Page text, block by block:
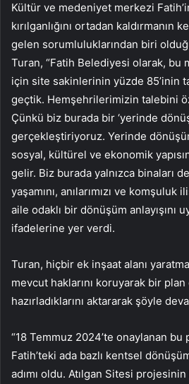
Kültür ve medeniyet merkezi
kırılganlığını ortadan kaldırmanın
gelen sorumluluklarından biri
Turan, “Fatih Belediyesi olarak, bu
için site sakinlerinin yüzde 85’inin
geçtik. Hemşehrilerimizin talebini
Çünkü biz burada bir ‘yerinde
gerçekleştiriyoruz. Yerinde
sosyal, kültürel ve ekonomik
gelir. Biz burada yalnızca binaları
yaşamını, anılarımızı ve
aile odaklı bir dönüşüm anlayışını
ifadelerine yer verdi.
Turan, hiçbir ek inşaat alanı
mevcut haklarını koruyarak bir
hazırladıklarını aktararak şöyle
“18 Temmuz 2024’te onaylanan
Fatih’teki ada bazlı kentsel
adımı oldu. Atılgan Sitesi